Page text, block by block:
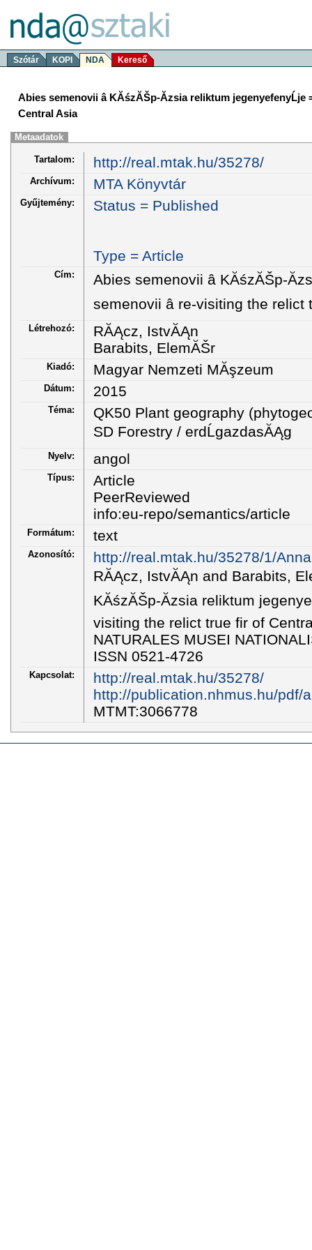
Szótár KOPI NDA Kereső
Abies semenovii â KĂśzĂŠp-Ăzsia reliktum
Central Asia
Metaadatok
Tartalom: http://real.mtak.hu/35278/
Archívum: MTA Könyvtár
Gyűjtemény: Status = Published
Type = Article
Cím:
Abies semenovii â KĂśzĂŠp-
semenovii â re-visiting the
Létrehozó:
RĂĄcz, IstvĂĄn
Barabits, ElemĂŠr
Kiadó: Magyar Nemzeti MĂşzeum
Dátum: 2015
Téma:
QK50 Plant geography
SD Forestry / erdĹgazdasĂĄg
Nyelv: angol
Típus:
Article
PeerReviewed
info:eu-repo/semantics/article
Formátum: text
Azonosító:
http://real.mtak.hu/35278/1/
RĂĄcz, IstvĂĄn and Barabits,
KĂśzĂŠp-Ăzsia reliktum
visiting the relict true fir of
NATURALES MUSEI
ISSN 0521-4726
Kapcsolat:
http://real.mtak.hu/35278/
http://publication.nhmus.hu/pdf/
MTMT:3066778